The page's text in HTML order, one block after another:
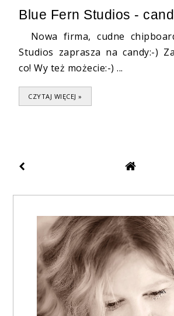
Blue Fern Studios -
Nowa firma, cudne
Studios zaprasza na candy:-)
co! Wy też możecie:-) ...
CZYTAJ WIĘCEJ »